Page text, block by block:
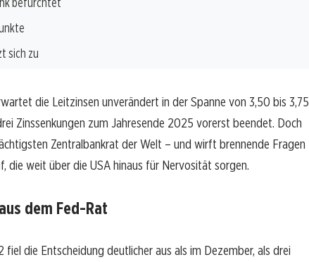
sich zu
die Leitzinsen unverändert in der Spanne von 3,50 bis 3,75
Zinssenkungen zum Jahresende 2025 vorerst beendet. Doch
Zentralbankrat der Welt – und wirft brennende Fragen
die weit über die USA hinaus für Nervosität sorgen.
dem Fed-Rat
die Entscheidung deutlicher aus als im Dezember, als drei